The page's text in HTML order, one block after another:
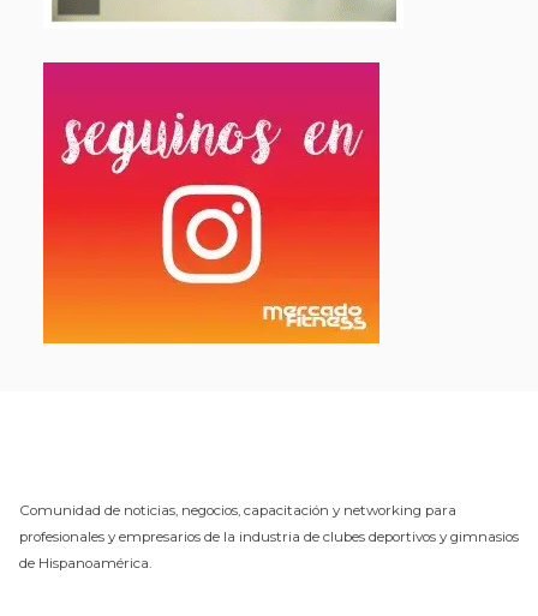
Comunidad de noticias, negocios, capacitación y networking para
profesionales y empresarios de la industria de clubes deportivos y gimnasios
de Hispanoamérica.